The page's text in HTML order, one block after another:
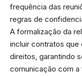
frequência das
regras de
A formalização da
incluir contratos
direitos, garantindo
comunicação com a